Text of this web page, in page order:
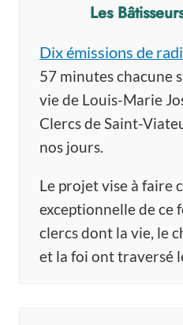
Les
Dix émissions de
57 minutes chacune
vie de Louis-Marie
Clercs de Saint-
nos jours.
Le projet vise à faire
exceptionnelle de ce
clercs dont la vie, le
et la foi ont traversé